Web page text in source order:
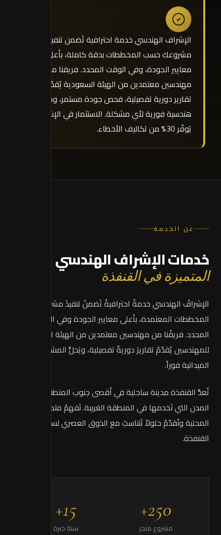
الإشراف الهندسي خدمة احترافية تَضمن تنفيذ
مشروعك حسب المخططات بدقة كاملة، بأعلى
معايير الجودة، وفي الوقت المحدد. فريقنا من
مهندسين معتمدين من الهيئة السعودية يُقدّم
تقارير دورية تفصيلية، فحص جودة مستمر، وحلول
هندسية فورية لأي مشكلة. الاستثمار في الإشراف
يَوفّر 30% من تكاليف الأخطاء.
عن الخدمة
خدمات الإشراف الهندسي
المتميزة في القنفذة
الإشرافُ الهندسي خدمةٌ احترافيةٌ تَضمنُ تنفيذَ مشروعك حسبَ
المخططات المعتمدة، بأعلى معايير الجودة وفي الوقت
المحدد. فريقُنا من مهندسين معتمدين من الهيئة السعودية
للمهندسين يُقدّمُ تقاريرَ دوريةً تفصيلية، ويَحلُّ المشاكلَ
الميدانية فوراً.
تُعدُّ القنفذة مدينة ساحلية في أقصى جنوب المنطقة من أهم
المدن التي نَخدمها في المنطقة الغربية. نَفهمُ متطلبات السوق
المحلية ونُقدّمُ حلولاً تَتناسبُ مع الذوق العصري لسكان
القنفذة.
250+
مشروع منجز
15+
سنة خبرة